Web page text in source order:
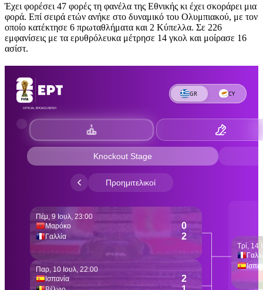
Έχει φορέσει 47 φορές τη φανέλα της Εθνικής κι έχει σκοράρει μια
φορά. Επί σειρά ετών ανήκε στο δυναμικό του Ολυμπιακού, με τον
οποίο κατέκτησε 6 πρωταθλήματα και 2 Κύπελλα. Σε 226
εμφανίσεις με τα ερυθρόλευκα μέτρησε 14 γκολ και μοίρασε 16
ασίστ.